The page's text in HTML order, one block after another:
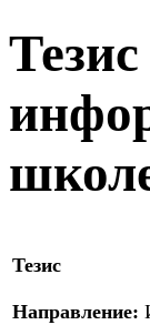
Тезис
Направление: